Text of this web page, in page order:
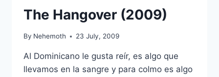
The Hangover (2009)
By Nehemoth 23 July, 2009
Al Dominicano le gusta reír, es algo que
llevamos en la sangre y para colmo es algo